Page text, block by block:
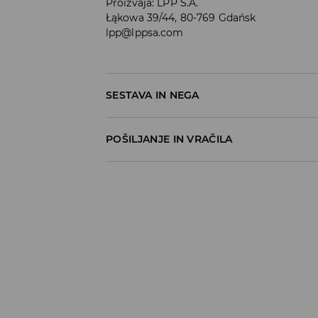
Proizvaja: LPP S.A.
Łąkowa 39/44, 80-769 Gdańsk
lpp@lppsa.com
SESTAVA IN NEGA
POŠILJANJE IN VRAČILA